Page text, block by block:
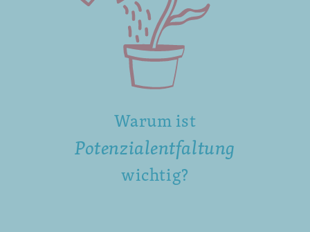
Warum ist
Potenzialentfaltung
wichtig?